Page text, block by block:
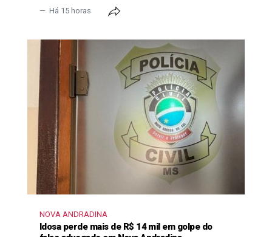
Há 15 horas
NOVA ANDRADINA
Idosa perde mais de R$ 14 mil em golpe do